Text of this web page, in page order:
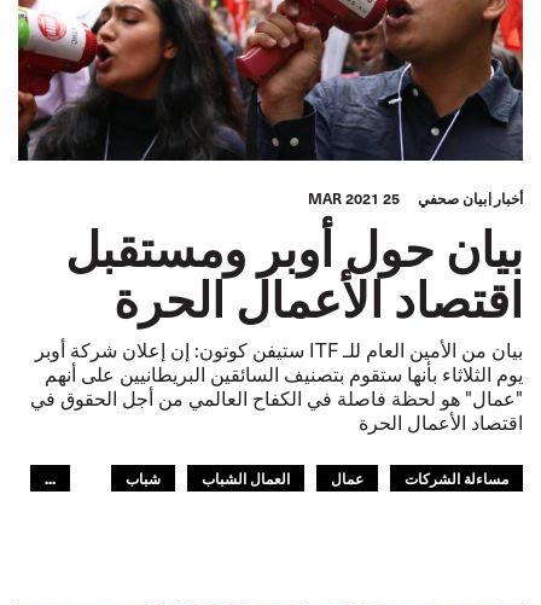
أخبار بيان صحفي 25 MAR 2021
بيان حول أوبر ومستقبل
اقتصاد الأعمال الحرة
بيان من الأمين العام للـ ITF ستيفن كوتون: إن إعلان شركة أوبر
يوم الثلاثاء بأنها ستقوم بتصنيف السائقين البريطانيين على أنهم
"عمال" هو لحظة فاصلة في الكفاح العالمي من أجل الحقوق في
اقتصاد الأعمال الحرة
مساءلة الشركات عمال العمال الشباب
شباب
...